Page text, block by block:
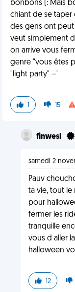
bonbons (: Mais
chiant de se taper
des gens ont
veut simplement
on arrive vous
genre "vous êtes
"light party" --'
1 15
finwesl
samedi 2
Pauv
ta vie, tout
pour
fermer les
tranquille
vous d aller
halloween
12